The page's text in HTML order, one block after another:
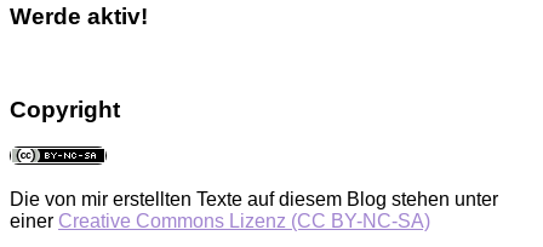
Werde aktiv!
Copyright
Die von mir erstellten Texte auf diesem Blog stehen unter
einer Creative Commons Lizenz (CC BY-NC-SA)